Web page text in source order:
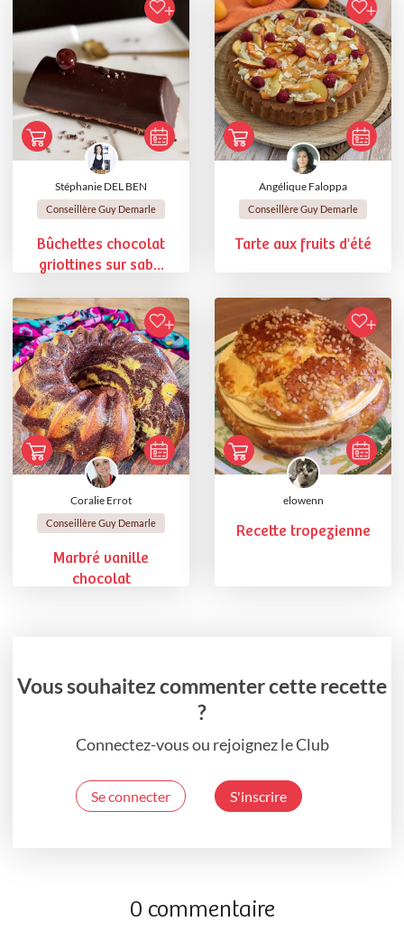
Stéphanie DEL BEN
Conseillère Guy Demarle
Bûchettes chocolat
griottines sur sab...
Angélique Faloppa
Conseillère Guy Demarle
Tarte aux fruits d'été
Coralie Errot
Conseillère Guy Demarle
Marbré vanille
chocolat
elowenn
Recette tropezienne
Vous souhaitez commenter cette recette
?
Connectez-vous ou rejoignez le Club
Se connecter S'inscrire
0 commentaire